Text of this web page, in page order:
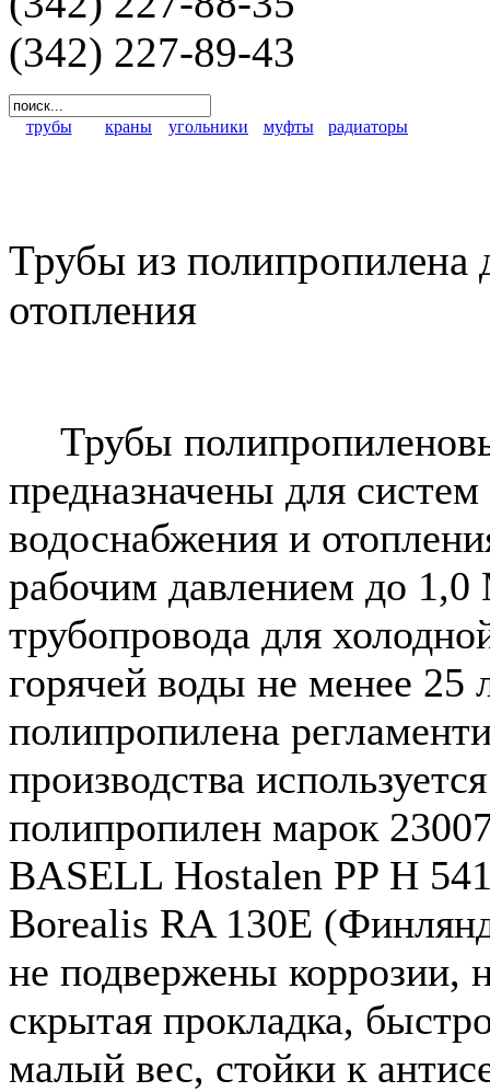
(342) 227-89-43
трубы краны угольники муфты радиаторы
Трубы из полипропилена
отопления
Трубы
предназначены для систем
водоснабжения и
рабочим давлением до
трубопровода для
горячей воды не менее 25
полипропилена
производства
полипропилен марок
BASELL Hostalen PP H
Borealis RA 130E
не подвержены коррозии,
скрытая прокладка,
малый вес, стойки к